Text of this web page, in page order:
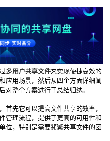
多用户共享文件来实现便捷高效的
应用场景，然后从四个方面详细阐
对整个方案进行了总结归纳。
首先它可以提高文件共享的效率，
管理流程，提供了更高的可用性和
位，特别是需要频繁共享文件的团